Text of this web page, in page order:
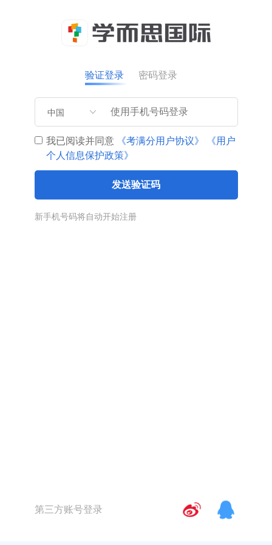
验证登录 密码登录
中国
我已阅读并同意 《考满分用户协议》
《用户
个人信息保护政策》
发送验证码
新手机号码将自动开始注册
第三方账号登录